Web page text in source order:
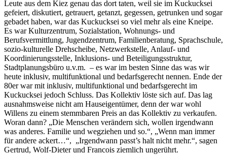
Leute aus dem Kiez genau das dort taten, weil sie im Kuckucksei
gefeiert, diskutiert, getrauert, getanzt, gegessen, getrunken und sogar
gebadet haben, war das Kuckucksei so viel mehr als eine Kneipe.
Es war Kulturzentrum, Sozialstation, Wohnungs- und
Berufsvermittlung, Jugendzentrum, Familienberatung, Sprachschule,
sozio-kulturelle Drehscheibe, Netzwerkstelle, Anlauf- und
Koordinierungsstelle, Inklusions- und Beteiligungsstruktur,
Stadtplanungsbüro u.v.m. – es war im besten Sinne das was wir
heute inklusiv, multifunktional und bedarfsgerecht nennen. Ende der
80er war mit inklusiv, multifunktional und bedarfsgerecht im
Kuckucksei jedoch Schluss. Das Kollektiv löste sich auf. Das lag
ausnahmsweise nicht am Hauseigentümer, denn der war wohl
Willens zu einem stemmbaren Preis an das Kollektiv zu verkaufen.
Woran dann? „Die Menschen verändern sich, wollen irgendwann
was anderes. Familie und wegziehen und so.“, „Wenn man immer
für andere ackert…“, „Irgendwann passt’s halt nicht mehr.“, sagen
Gertrud, Wolf-Dieter und Francois ziemlich ungerührt.